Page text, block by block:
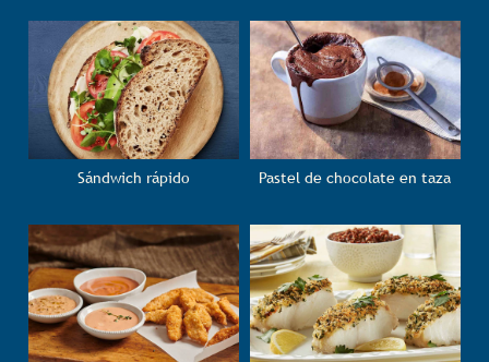
Sándwich rápido Pastel de chocolate en taza